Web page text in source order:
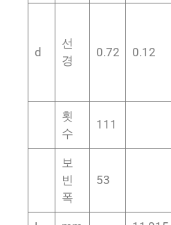
d
선
경
0.72 0.12
횟
수
111
보
빈
폭
53